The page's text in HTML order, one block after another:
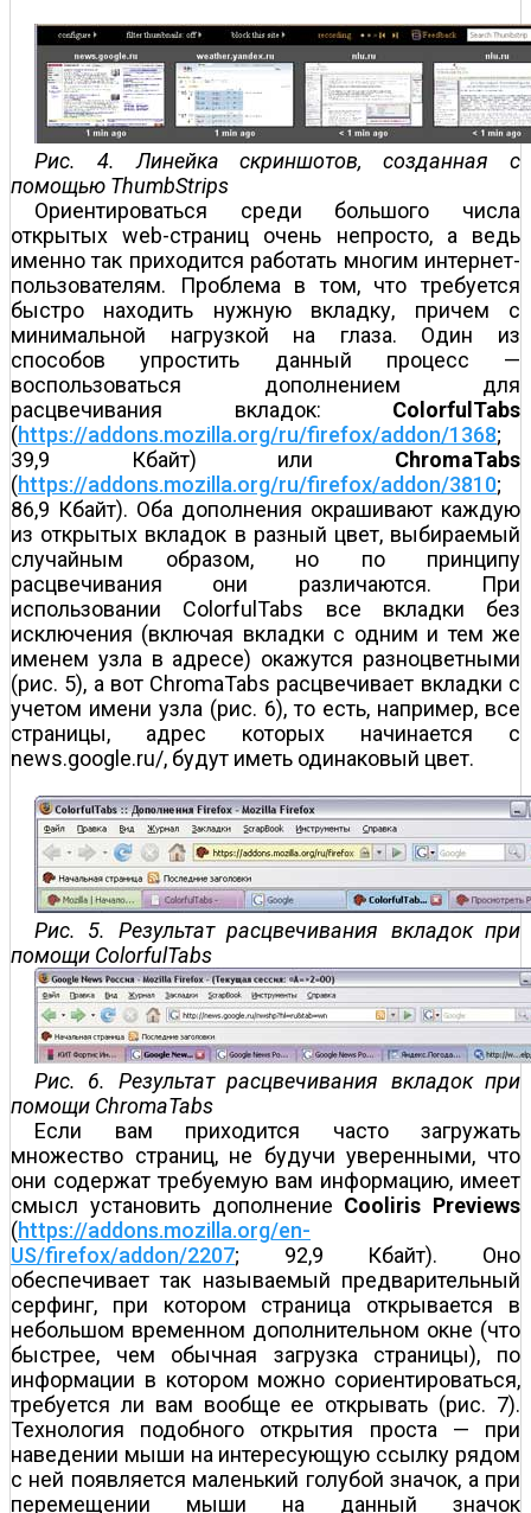
Рис. 4. Линейка скриншотов, созданная с
помощью ThumbStrips
Ориентироваться среди большого числа
открытых web-страниц очень непросто, а ведь
именно так приходится работать многим интернет-
пользователям. Проблема в том, что требуется
быстро находить нужную вкладку, причем с
минимальной нагрузкой на глаза. Один из
способов упростить данный процесс —
воспользоваться дополнением для
расцвечивания вкладок: ColorfulTabs
(https://addons.mozilla.org/ru/firefox/addon/1368;
39,9 Кбайт) или ChromaTabs
(https://addons.mozilla.org/ru/firefox/addon/3810;
86,9 Кбайт). Оба дополнения окрашивают каждую
из открытых вкладок в разный цвет, выбираемый
случайным образом, но по принципу
расцвечивания они различаются. При
использовании ColorfulTabs все вкладки без
исключения (включая вкладки с одним и тем же
именем узла в адресе) окажутся разноцветными
(рис. 5), а вот ChromaTabs расцвечивает вкладки с
учетом имени узла (рис. 6), то есть, например, все
страницы, адрес которых начинается с
news.google.ru/, будут иметь одинаковый цвет.
Рис. 5. Результат расцвечивания вкладок при
помощи ColorfulTabs
Рис. 6. Результат расцвечивания вкладок при
помощи ChromaTabs
Если вам приходится часто загружать
множество страниц, не будучи уверенными, что
они содержат требуемую вам информацию, имеет
смысл установить дополнение Cooliris Previews
(https://addons.mozilla.org/en-
US/firefox/addon/2207; 92,9 Кбайт). Оно
обеспечивает так называемый предварительный
серфинг, при котором страница открывается в
небольшом временном дополнительном окне (что
быстрее, чем обычная загрузка страницы), по
информации в котором можно сориентироваться,
требуется ли вам вообще ее открывать (рис. 7).
Технология подобного открытия проста — при
наведении мыши на интересующую ссылку рядом
с ней появляется маленький голубой значок, а при
перемещении мыши на данный значок